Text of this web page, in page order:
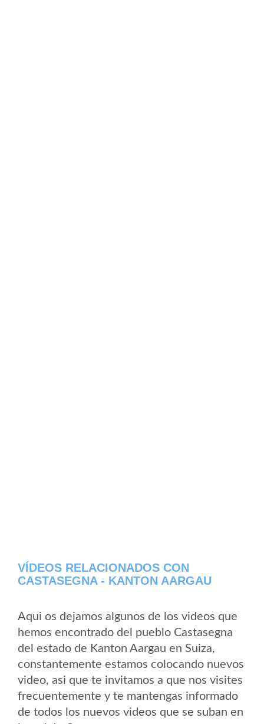
VÍDEOS RELACIONADOS CON
CASTASEGNA - KANTON AARGAU
Aqui os dejamos algunos de los videos que
hemos encontrado del pueblo Castasegna
del estado de Kanton Aargau en Suiza,
constantemente estamos colocando nuevos
video, asi que te invitamos a que nos visites
frecuentemente y te mantengas informado
de todos los nuevos videos que se suban en